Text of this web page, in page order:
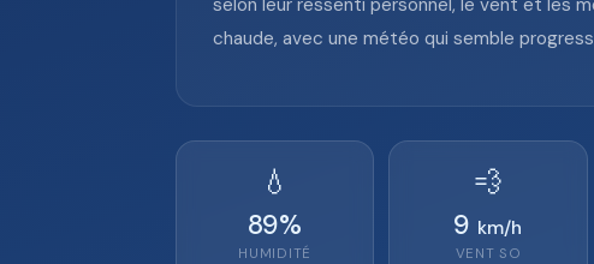
selon leur ressenti personnel, le vent et les
chaude, avec une météo qui semble
💧
89%
HUMIDITÉ
💨
9 km/h
VENT SO